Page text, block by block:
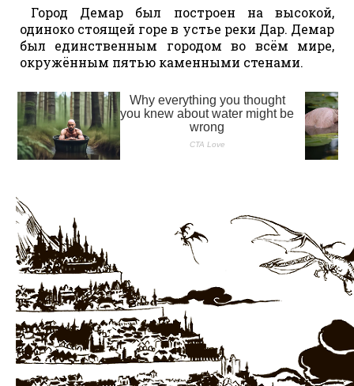
Город Демар был построен на высокой,
одиноко стоящей горе в устье реки Дар. Демар
был единственным городом во всём мире,
окружённым пятью каменными стенами.